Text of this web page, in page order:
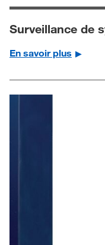
Surveillance de
En savoir plus